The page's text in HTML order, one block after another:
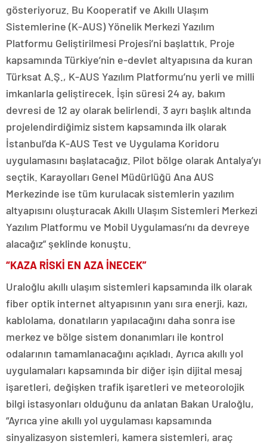
gösteriyoruz. Bu Kooperatif ve Akıllı Ulaşım
Sistemlerine (K-AUS) Yönelik Merkezi Yazılım
Platformu Geliştirilmesi Projesi’ni başlattık. Proje
kapsamında Türkiye’nin e-devlet altyapısına da kuran
Türksat A.Ş., K-AUS Yazılım Platformu’nu yerli ve milli
imkanlarla geliştirecek. İşin süresi 24 ay, bakım
devresi de 12 ay olarak belirlendi. 3 ayrı başlık altında
projelendirdiğimiz sistem kapsamında ilk olarak
İstanbul’da K-AUS Test ve Uygulama Koridoru
uygulamasını başlatacağız. Pilot bölge olarak Antalya’yı
seçtik. Karayolları Genel Müdürlüğü Ana AUS
Merkezinde ise tüm kurulacak sistemlerin yazılım
altyapısını oluşturacak Akıllı Ulaşım Sistemleri Merkezi
Yazılım Platformu ve Mobil Uygulaması’nı da devreye
alacağız” şeklinde konuştu.
“KAZA RİSKİ EN AZA İNECEK”
Uraloğlu akıllı ulaşım sistemleri kapsamında ilk olarak
fiber optik internet altyapısının yanı sıra enerji, kazı,
kablolama, donatıların yapılacağını daha sonra ise
merkez ve bölge sistem donanımları ile kontrol
odalarının tamamlanacağını açıkladı. Ayrıca akıllı yol
uygulamaları kapsamında bir diğer işin dijital mesaj
işaretleri, değişken trafik işaretleri ve meteorolojik
bilgi istasyonları olduğunu da anlatan Bakan Uraloğlu,
“Ayrıca yine akıllı yol uygulaması kapsamında
sinyalizasyon sistemleri, kamera sistemleri, araç